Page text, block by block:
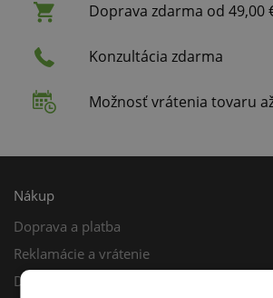
Doprava zdarma od 49,00
Konzultácia zdarma
Možnosť vrátenia tovaru
Nákup
Doprava a platba
Reklamácie a vrátenie
Darčekový poukaz